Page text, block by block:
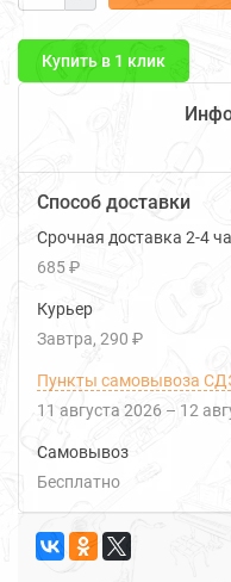
Купить в 1 клик
Способ доставки
Срочная доставка 2-4
685 ₽
Курьер
Завтра 290 ₽
Пункты самовывоза
11 августа 2026 – 12
Самовывоз
Бесплатно